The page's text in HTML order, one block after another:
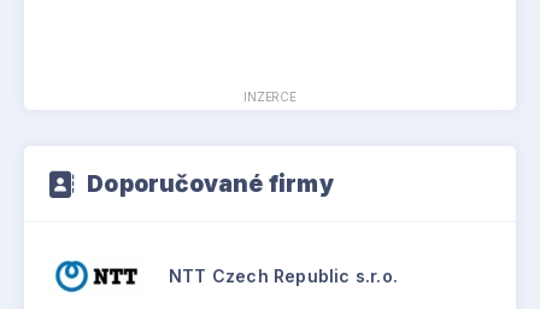
INZERCE
Doporučované firmy
NTT Czech Republic s.r.o.